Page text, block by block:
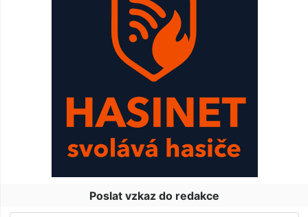
Poslat vzkaz do redakce